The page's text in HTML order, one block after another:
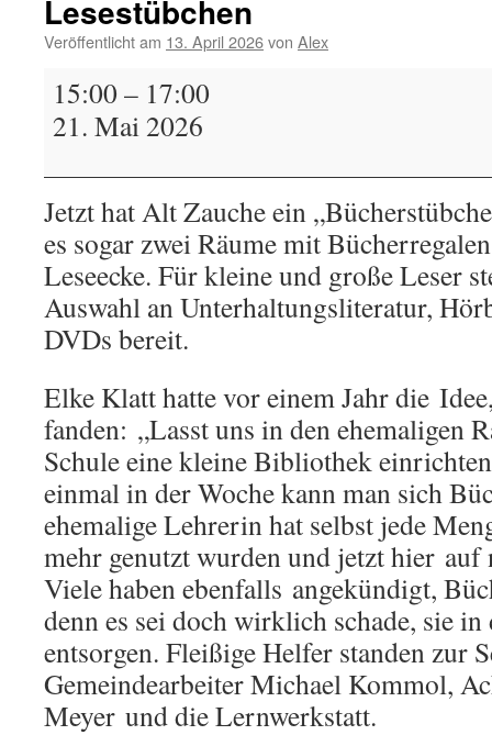
Lesestübchen
Veröffentlicht am 13. April 2026von Alex
Lesestübchen
15:00– 17:00
21. Mai 2026
Jetzt hat Alt Zauche ein
es sogar zwei Räume mit
Leseecke. Für kleine und große Leser
Auswahl an Unterhaltungsliteratur,
DVDs bereit.
Elke Klatt hatte vor einem Jahr die
fanden: „Lasst uns in den ehemaligen
Schule eine kleine Bibliothek
einmal in der Woche kann man sich
ehemalige Lehrerin hat selbst jede
mehr genutzt wurden und jetzt hier auf
Viele haben ebenfalls angekündigt,
denn es sei doch wirklich schade, sie
entsorgen. Fleißige Helfer standen zur
Gemeindearbeiter Michael Kommol,
Meyer und die Lernwerkstatt.